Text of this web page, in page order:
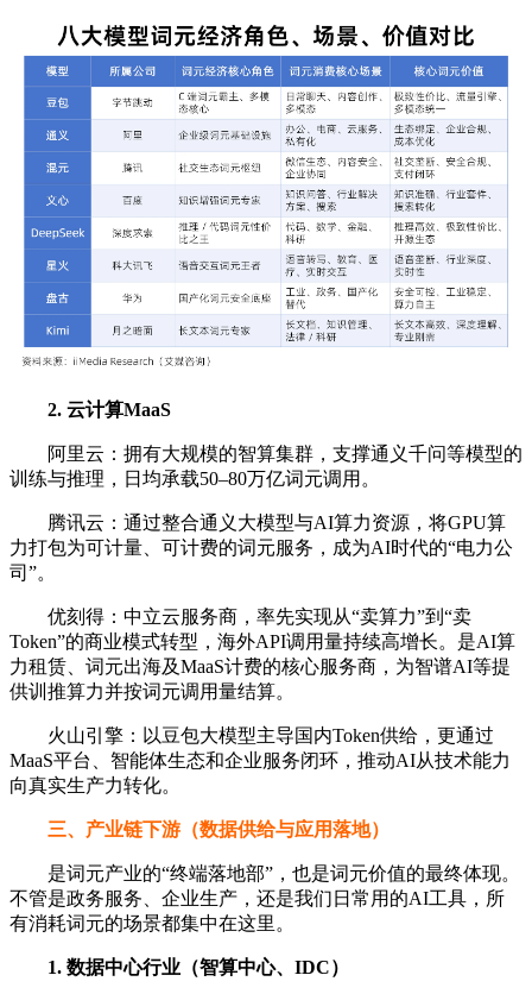
2. 云计算MaaS
阿里云：拥有大规模的智算集群，支撑通义千问等模型的
训练与推理，日均承载50–80万亿词元调用。
腾讯云：通过整合通义大模型与AI算力资源，将GPU算
力打包为‌可计量、可计费的词元服务‌，成为AI时代的“电力公
司”。
优刻得：中立云服务商，率先实现从“卖算力”到“卖
Token”的商业模式转型，海外API调用量持续高增长。是AI算
力租赁、词元出海及MaaS计费的核心服务商，为智谱AI等提
供训推算力并按词元调用量结算。
火山引擎：以豆包大模型主导国内Token供给，更通过
MaaS平台、智能体生态和企业服务闭环，推动AI从技术能力
向真实生产力转化。
三、产业链下游（数据供给与应用落地）
是词元产业的“终端落地部”，也是词元价值的最终体现。
不管是政务服务、企业生产，还是我们日常用的AI工具，所
有消耗词元的场景都集中在这里。
1. 数据中心行业（智算中心、IDC）